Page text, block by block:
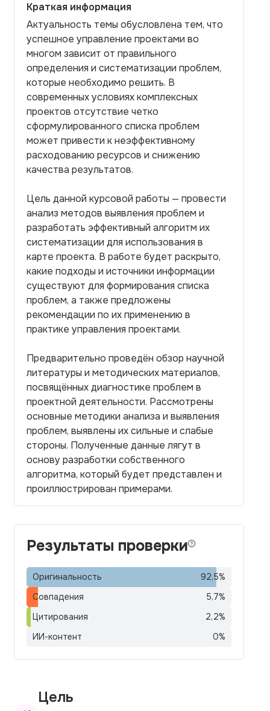
Краткая информация
Актуальность темы обусловлена тем, что
успешное управление проектами во
многом зависит от правильного
определения и систематизации проблем,
которые необходимо решить. В
современных условиях комплексных
проектов отсутствие четко
сформулированного списка проблем
может привести к неэффективному
расходованию ресурсов и снижению
качества результатов.
Цель данной курсовой работы — провести
анализ методов выявления проблем и
разработать эффективный алгоритм их
систематизации для использования в
карте проекта. В работе будет раскрыто,
какие подходы и источники информации
существуют для формирования списка
проблем, а также предложены
рекомендации по их применению в
практике управления проектами.
Предварительно проведён обзор научной
литературы и методических материалов,
посвящённых диагностике проблем в
проектной деятельности. Рассмотрены
основные методики анализа и выявления
проблем, выявлены их сильные и слабые
стороны. Полученные данные лягут в
основу разработки собственного
алгоритма, который будет представлен и
проиллюстрирован примерами.
Результаты проверки
Оригинальность 92,5%
Совпадения
5,7%
Цитирования
2,2%
ИИ-контент
0%
Цель